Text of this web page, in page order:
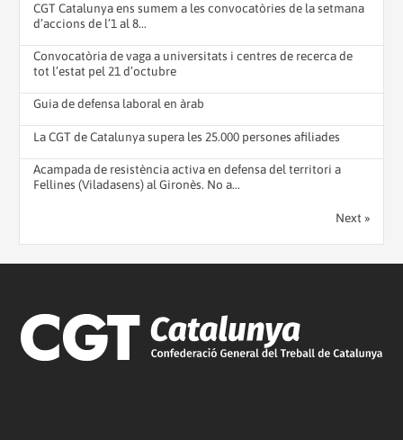
CGT Catalunya ens sumem a les convocatòries de la setmana
d’accions de l’1 al 8...
Convocatòria de vaga a universitats i centres de recerca de
tot l’estat pel 21 d’octubre
Guia de defensa laboral en àrab
La CGT de Catalunya supera les 25.000 persones afiliades
Acampada de resistència activa en defensa del territori a
Fellines (Viladasens) al Gironès. No a...
Next »